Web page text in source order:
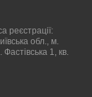
реєстрації:
обл., м.
1, кв.